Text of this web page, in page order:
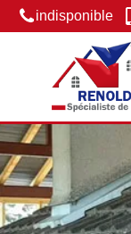
indisponible